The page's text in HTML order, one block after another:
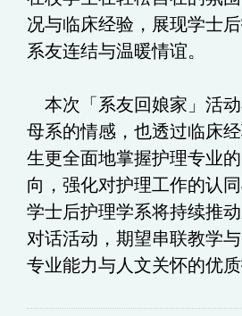
况与临床经验，展现学士
系友连结与温暖情谊。
本次「系友回娘家」活
母系的情感，也透过临床
生更全面地掌握护理专业
向，强化对护理工作的认
学士后护理学系将持续推
对话活动，期望串联教学
专业能力与人文关怀的优质